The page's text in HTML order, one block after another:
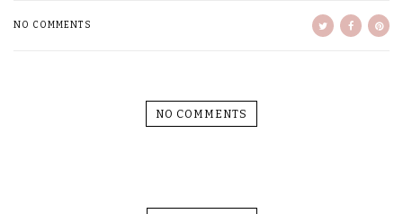
NO COMMENTS
NO COMMENTS